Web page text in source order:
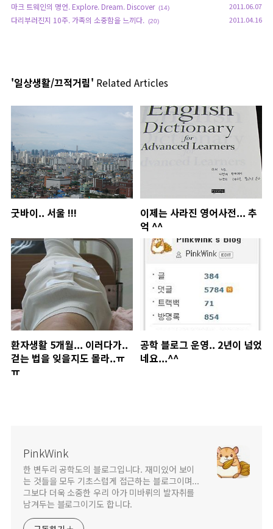
마크 트웨인의 명언. Explore. Dream. Discover (14) 2011.06.07
다리부러진지 10주. 가족의 소중함을 느끼다. (20) 2011.04.16
'일상생활/끄적거림' Related Articles
굿바이.. 서울 !!!
이제는 사라진 영어사전... 추
억 ^^
환자생활 5개월... 이러다가..
걷는 법을 잊을지도 몰라..ㅠ
ㅠ
공학 블로그 운영.. 2년이 넘었
네요...^^
PinkWink
한 변두리 공학도의 블로그입니다. 재미있어 보이
는 것들을 모두 기초스럽게 접근하는 블로그이며...
그보다 더욱 소중한 우리 아가 미바뤼의 발자취를
남겨두는 블로그이기도 합니다.